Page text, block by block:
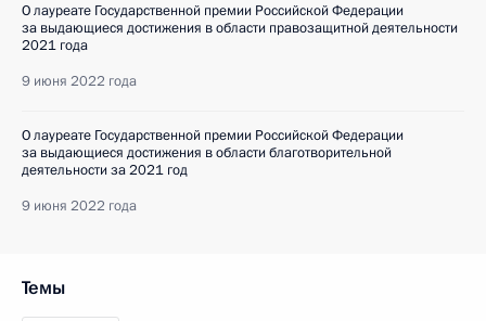
О лауреате Государственной премии Российской Федерации
за выдающиеся достижения в области правозащитной деятельности
2021 года
9 июня 2022 года
О лауреате Государственной премии Российской Федерации
за выдающиеся достижения в области благотворительной
деятельности за 2021 год
9 июня 2022 года
Темы